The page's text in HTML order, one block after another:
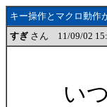
キー操作とマクロ動作
すぎ さん 11/09/02
い